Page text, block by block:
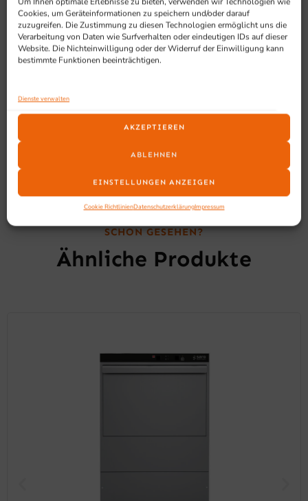
Cookies, um Geräteinformationen zu speichern und/oder darauf
zuzugreifen. Die Zustimmung zu diesen Technologien ermöglicht uns die
Verarbeitung von Daten wie Surfverhalten oder eindeutigen IDs auf dieser
Website. Die Nichteinwilligung oder der Widerruf der Einwilligung kann
bestimmte Funktionen beeinträchtigen.
Dienste verwalten
AKZEPTIEREN
ABLEHNEN
EINSTELLUNGEN ANZEIGEN
Cookie RichtlinienDatenschutzerklärungImpressum
2 Schiebetüren
Optional mit Schloss
Drei verstellbare Regale, verstärkt über eine Länge
von 1100 mm oder mehr
SCHON GESEHEN?
Ähnliche Produkte